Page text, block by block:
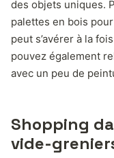
des objets uniques.
palettes en bois
peut s’avérer à la
pouvez également
avec un peu de
Shopping
vide-